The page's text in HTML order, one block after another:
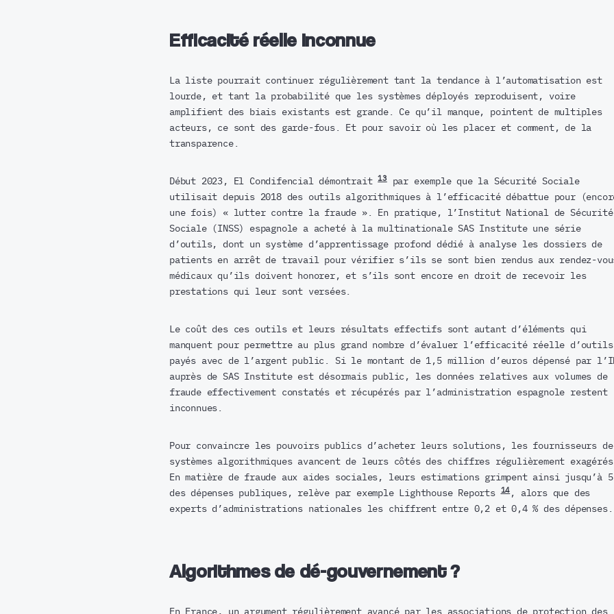
Efficacité réelle inconnue
La liste pourrait continuer régulièrement tant la tendance à l’automatisation est
lourde, et tant la probabilité que les systèmes déployés reproduisent, voire
amplifient des biais existants est grande. Ce qu’il manque, pointent de multiples
acteurs, ce sont des garde-fous. Et pour savoir où les placer et comment, de la
transparence.
Début 2023, El Condifencial démontrait13par exemple que la Sécurité Sociale
utilisait depuis 2018 des outils algorithmiques à l’efficacité débattue pour
une fois) « lutter contre la fraude ». En pratique, l’Institut National de Sécurité
Sociale (INSS) espagnole a acheté à la multinationale SAS Institute une série
d’outils, dont un système d’apprentissage profond dédié à analyse les dossiers de
patients en arrêt de travail pour vérifier s’ils se sont bien rendus aux rendez-
médicaux qu’ils doivent honorer, et s’ils sont encore en droit de recevoir les
prestations qui leur sont versées.
Le coût des ces outils et leurs résultats effectifs sont autant d’éléments qui
manquent pour permettre au plus grand nombre d’évaluer l’efficacité réelle d’outils
payés avec de l’argent public. Si le montant de 1,5 million d’euros dépensé par
auprès de SAS Institute est désormais public, les données relatives aux volumes de
fraude effectivement constatés et récupérés par l’administration espagnole restent
inconnues.
Pour convaincre les pouvoirs publics d’acheter leurs solutions, les fournisseurs de
systèmes algorithmiques avancent de leurs côtés des chiffres régulièrement
En matière de fraude aux aides sociales, leurs estimations grimpent ainsi jusqu’à 5
des dépenses publiques, relève par exemple Lighthouse Reports14, alors que des
experts d’administrations nationales les chiffrent entre 0,2 et 0,4 % des dépenses.
Algorithmes de dé-gouvernement ?
En France, un argument régulièrement avancé par les associations de protection des